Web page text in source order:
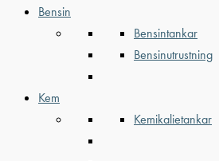
Bensin
Bensintankar
Bensinutrustning
Kem
Kemikalietankar